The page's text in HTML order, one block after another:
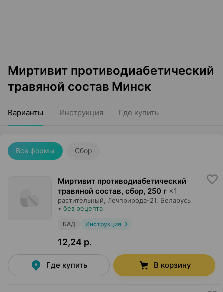
Миртивит противодиабетический
травяной состав Минск
Варианты Инструкция Где купить
Все формы Сбор
Миртивит противодиабетический
травяной состав, сбор, 250 г ×1
растительный, Лечприрода-21 , Беларусь
• без рецепта
БАД Инструкция
12,24 р.
Где купить В корзину